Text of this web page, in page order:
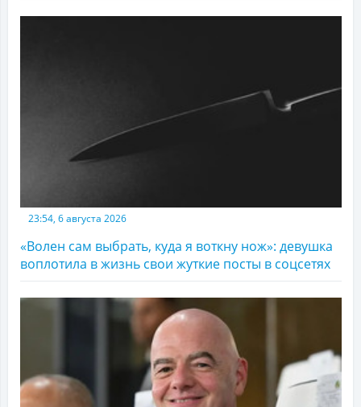
23:54, 6 августа 2026
«Волен сам выбрать, куда я воткну нож»: девушка
воплотила в жизнь свои жуткие посты в соцсетях